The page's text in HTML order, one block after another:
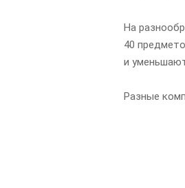
На
40
и
Разные